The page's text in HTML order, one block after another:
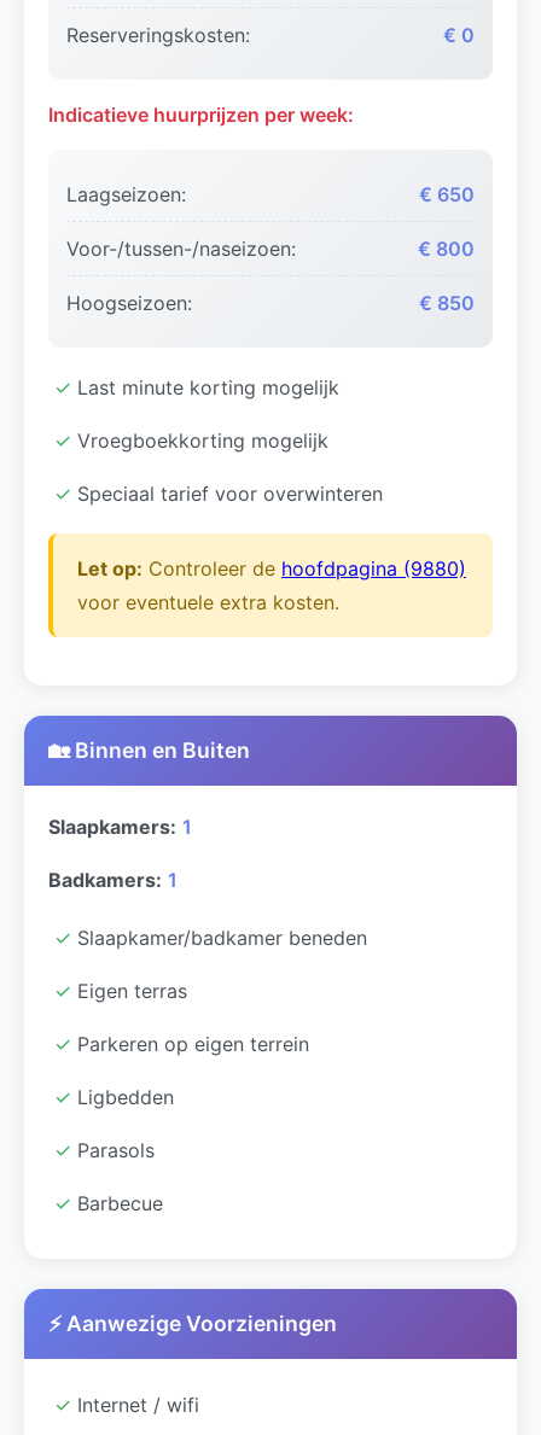
Reserveringskosten: € 0
Indicatieve huurprijzen per week:
Laagseizoen: € 650
Voor-/tussen-/naseizoen: € 800
Hoogseizoen: € 850
✓ Last minute korting mogelijk
✓ Vroegboekkorting mogelijk
✓ Speciaal tarief voor overwinteren
Let op: Controleer de hoofdpagina (9880)
voor eventuele extra kosten.
🏡 Binnen en Buiten
Slaapkamers: 1
Badkamers: 1
✓ Slaapkamer/badkamer beneden
✓ Eigen terras
✓ Parkeren op eigen terrein
✓ Ligbedden
✓ Parasols
✓ Barbecue
⚡ Aanwezige Voorzieningen
✓ Internet / wifi